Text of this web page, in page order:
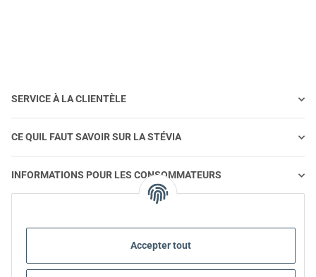
Accepter tout
SERVICE À LA CLIENTÈLE
CE QUIL FAUT SAVOIR SUR LA STÉVIA
INFORMATIONS POUR LES CONSOMMATEURS
STEVIA | QUESTIONS ET RÉPONSES